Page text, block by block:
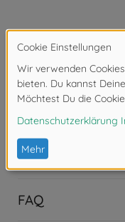
Downloads
Bewertungen (4)
FAQ